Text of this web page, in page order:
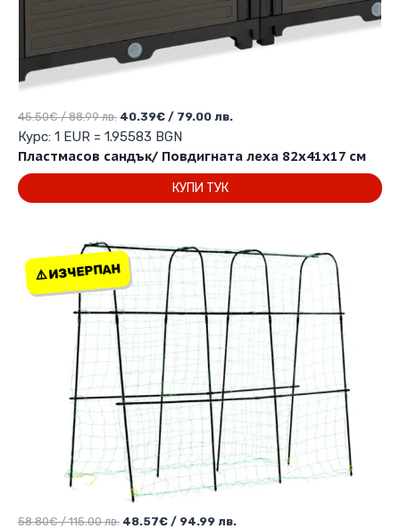
Пластмасов сандък/ Повдигната леха 82х41х17 см
45.50€/ 88.99 лв. Original
price
was:
88.99 лв..
40.39€ / 79.00 лв.Текущата
е:
79.00 лв..
Курс: 1 EUR = 1.95583 BGN
КУПИ ТУК
⚠️ ИЗЧЕРПАН
⚠️ ИЗЧЕРПАН
58.80€/ 115.00 лв. Original
48.57€ / 94.99 лв.